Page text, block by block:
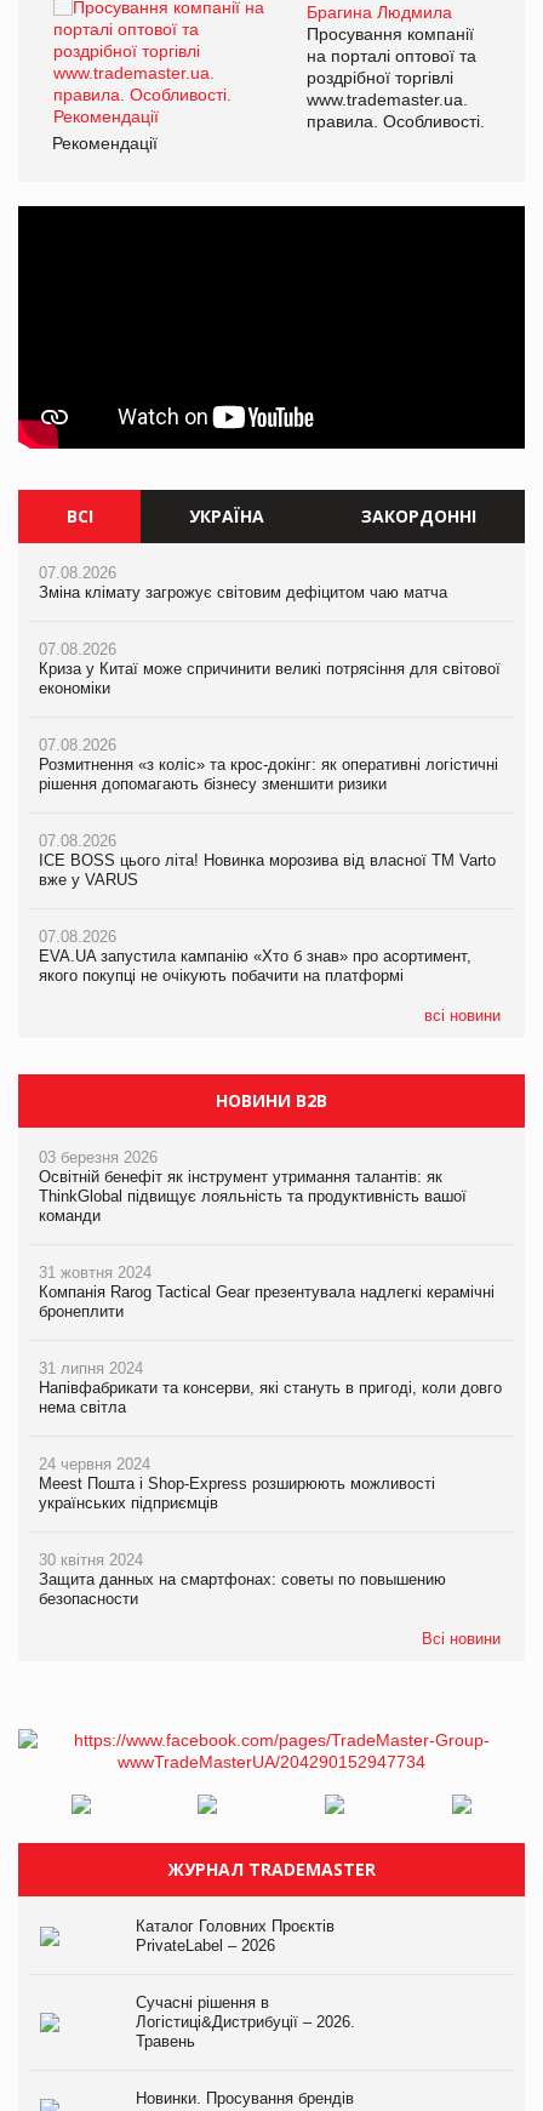
Брагина Людмила
Просування компанії
на порталі оптової та
роздрібної торгівлі
www.trademaster.ua.
правила. Особливості.
Рекомендації
ВСІ УКРАЇНА ЗАКОРДОННІ
07.08.2026
Зміна клімату загрожує світовим дефіцитом чаю матча
07.08.2026
Криза у Китаї може спричинити великі потрясіння для світової
економіки
07.08.2026
Розмитнення «з коліс» та крос-докінг: як оперативні логістичні
рішення допомагають бізнесу зменшити ризики
07.08.2026
ICE BOSS цього літа! Новинка морозива від власної ТМ Varto
вже у VARUS
07.08.2026
EVA.UA запустила кампанію «Хто б знав» про асортимент,
якого покупці не очікують побачити на платформі
всі новини
07.08.2026
Зміна клімату загрожує світовим дефіцитом чаю матча
07.08.2026
Криза у Китаї може спричинити великі потрясіння для світової
економіки
07.08.2026
Розмитнення «з коліс» та крос-докінг: як оперативні логістичні
рішення допомагають бізнесу зменшити ризики
07.08.2026
ICE BOSS цього літа! Новинка морозива від власної ТМ Varto
вже у VARUS
07.08.2026
EVA.UA запустила кампанію «Хто б знав» про асортимент,
якого покупці не очікують побачити на платформі
07.08.2026
Зміна клімату загрожує світовим дефіцитом чаю матча
07.08.2026
Криза у Китаї може спричинити великі потрясіння для світової
економіки
07.08.2026
Kraft Heinz скоротила збиток у першому півріччі
Продажі Hugo Boss впали на 9%
НОВИНИ B2B
03 березня 2026
Освітній бенефіт як інструмент утримання талантів: як
ThinkGlobal підвищує лояльність та продуктивність вашої
команди
31 жовтня 2024
Компанія Rarog Tactical Gear презентувала надлегкі керамічні
бронеплити
31 липня 2024
Напівфабрикати та консерви, які стануть в пригоді, коли довго
нема світла
24 червня 2024
Meest Пошта і Shop-Express розширюють можливості
українських підприємців
30 квітня 2024
Защита данных на смартфонах: советы по повышению
безопасности
Всі новини
ЖУРНАЛ TRADEMASTER
Каталог Головних Проєктів
PrivateLabel – 2026
Сучасні рішення в
Логістиці&Дистрибуції – 2026.
Травень
Новинки. Просування брендів